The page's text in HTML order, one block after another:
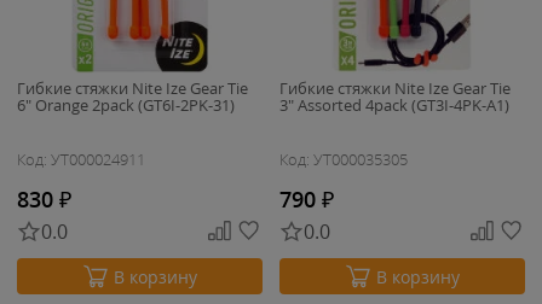
Гибкие стяжки Nite Ize Gear Tie
6" Orange 2pack (GT6I-2PK-31)
Код: УТ000024911
830 ₽
0.0
В корзину
Гибкие стяжки Nite Ize Gear Tie
3" Assorted 4pack (GT3I-4PK-A1)
Код: УТ000035305
790 ₽
0.0
В корзину